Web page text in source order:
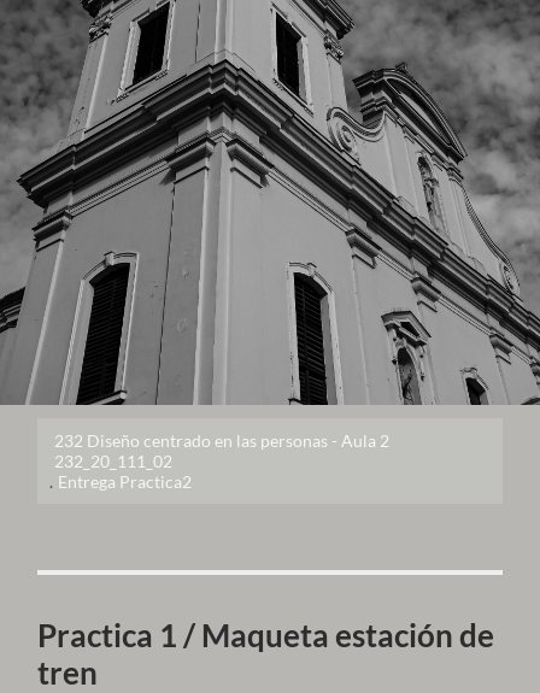
232 Diseño centrado en las personas - Aula 2
232_20_111_02
. Entrega Practica2
Practica 1 / Maqueta estación de
tren